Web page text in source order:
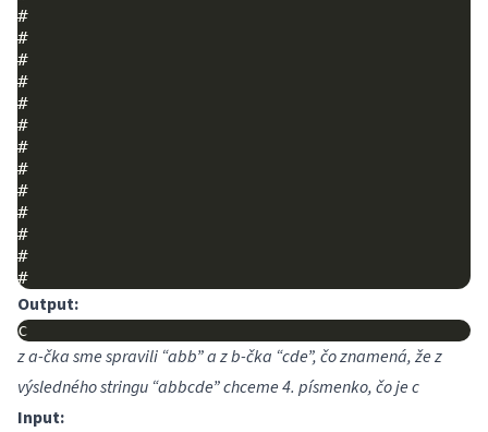
#
#
#
#
#
#
#
#
#
#
#
#
Output:
z a-čka sme spravili “abb” a z b-čka “cde”, čo znamená, že z
výsledného stringu “abbcde” chceme 4. písmenko, čo je c
Input: